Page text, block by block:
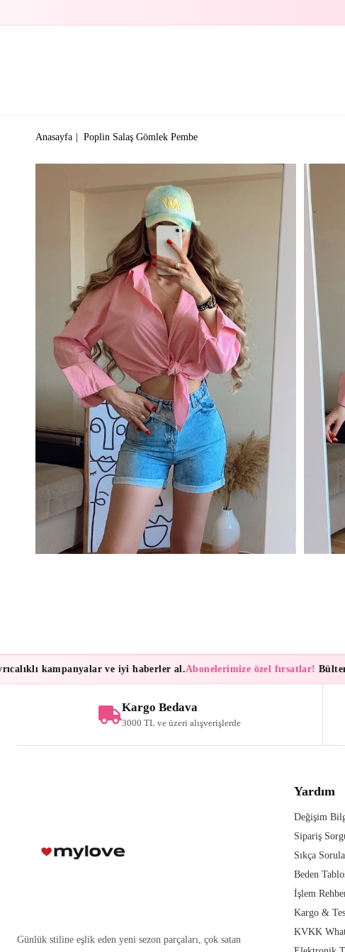
Anasayfa Poplin Salaş Gömlek Pembe
kampanyalar ve iyi haberler al.Abonelerimize özel fırsatlar!
Kargo Bedava
3000 TL ve üzeri alışverişlerde
Günlük stiline eşlik eden yeni sezon parçaları, çok satan
Yardım
Değişim
Sipariş
Sıkça
Beden
İşlem
Kargo &
KVKK